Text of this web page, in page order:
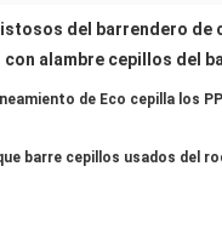
del barrendero de
con alambre cepillos del
de Eco cepilla los
barre cepillos usados del